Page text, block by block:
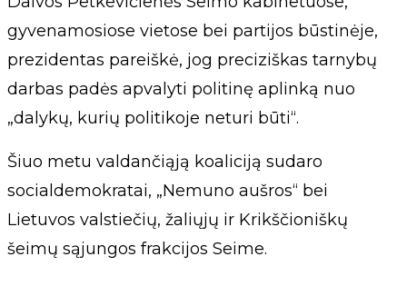
gyvenamosiose vietose bei partijos būstinėje,
prezidentas pareiškė, jog preciziškas tarnybų
darbas padės apvalyti politinę aplinką nuo
„dalykų, kurių politikoje neturi būti“.
Šiuo metu valdančiąją koaliciją sudaro
socialdemokratai, „Nemuno aušros“ bei
Lietuvos valstiečių, žaliųjų ir Krikščioniškų
šeimų sąjungos frakcijos Seime.